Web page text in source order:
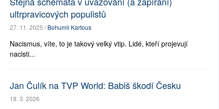
ultrpravicových populistů
27. 11. 2025 /Bohumil Kartous
Nacismus, víte, to je takový velký vtip. Lidé, kteří projevují
nacisti...
Jan Čulík na TVP World: Babiš škodí Česku
18. 3. 2026